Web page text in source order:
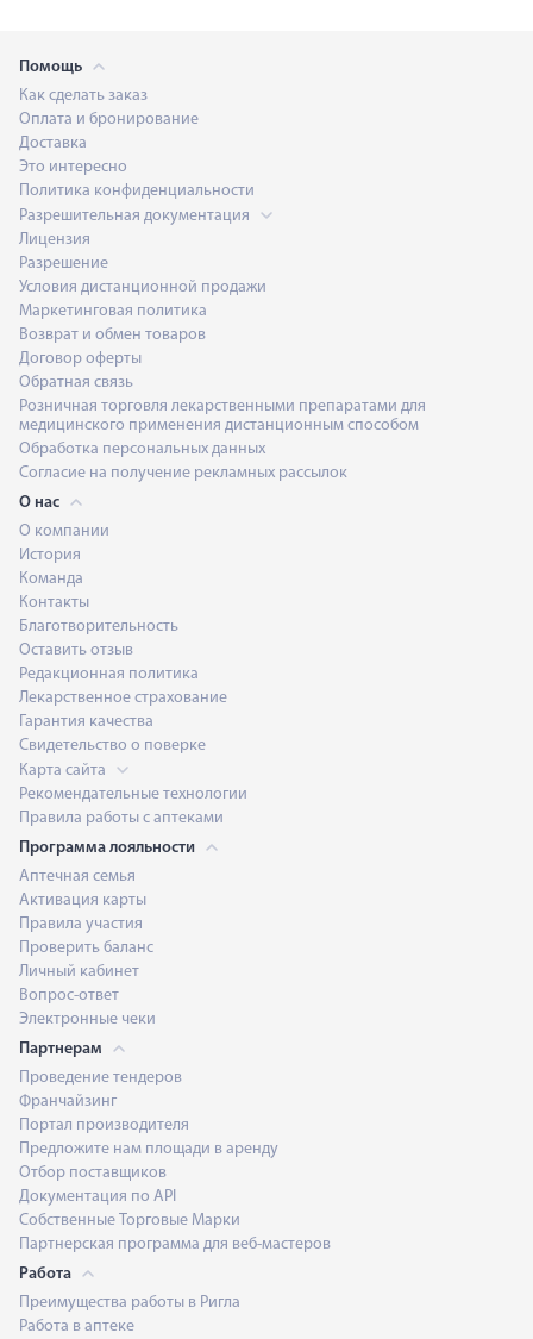
Помощь
Как сделать заказ
Оплата и бронирование
Доставка
Это интересно
Политика конфиденциальности
Разрешительная документация
Лицензия
Разрешение
Условия дистанционной продажи
Маркетинговая политика
Возврат и обмен товаров
Договор оферты
Обратная связь
Розничная торговля лекарственными препаратами для
медицинского применения дистанционным способом
Обработка персональных данных
Согласие на получение рекламных рассылок
О нас
О компании
История
Команда
Контакты
Благотворительность
Оставить отзыв
Редакционная политика
Лекарственное страхование
Гарантия качества
Свидетельство о поверке
Карта сайта
Рекомендательные технологии
Правила работы с аптеками
Программа лояльности
Аптечная семья
Активация карты
Правила участия
Проверить баланс
Личный кабинет
Вопрос-ответ
Электронные чеки
Партнерам
Проведение тендеров
Франчайзинг
Портал производителя
Предложите нам площади в аренду
Отбор поставщиков
Документация по API
Собственные Торговые Марки
Партнерская программа для веб-мастеров
Работа
Преимущества работы в Ригла
Работа в аптеке